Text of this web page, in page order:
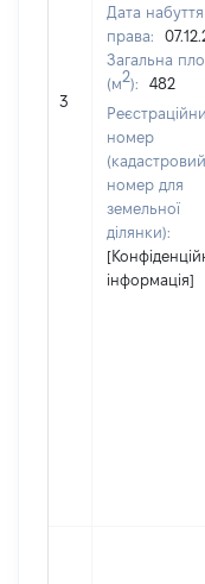
3
Дата набуття
права:
Загальна
(м2):
482
номер
(кадастровий
номер для
земельної
ділянки):
інформація]